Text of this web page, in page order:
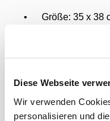
Diese Webseite
Wir verwenden
personalisieren und
• Größe: 35 x 38
•
Chemikalien:
bleichenden
Chlorbleiche)